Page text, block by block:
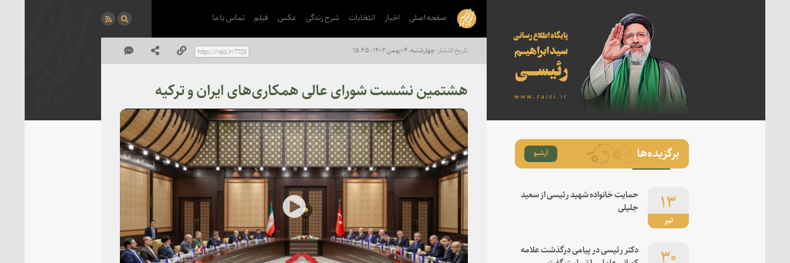
صفحه اصلی اخبار انتخابات شرح زندگی عکس فیلم تماس با ما
چهارشنبه، ۰۴ بهمن ۱۴۰۲ - ۱۵:۴۵
هشتمین نشست شورای عالی همکاری‌های ایران و ترکیه
Play
برگزیده‌ها آرشیو
تیر
۱۳
حمایت خانواده شهید رئیسی از سعید
جلیلی
۳۰
دکتر رئیسی در پیامی درگذشت علامه